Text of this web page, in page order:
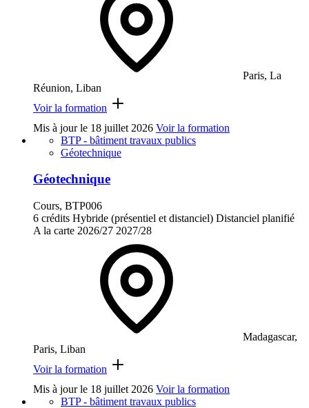
Paris, La
Réunion, Liban
Voir la formation
Mis à jour le 18 juillet 2026 Voir la formation
BTP - bâtiment travaux publics
Géotechnique
Géotechnique
Cours, BTP006
6 crédits Hybride (présentiel et distanciel) Distanciel planifié
A la carte 2026/27 2027/28
Madagascar,
Paris, Liban
Voir la formation
Mis à jour le 18 juillet 2026 Voir la formation
BTP - bâtiment travaux publics